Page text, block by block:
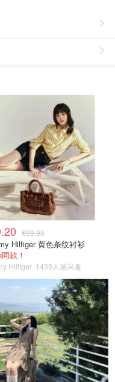
€99.90
Hilfiger 黄色条纹衬衫
款！
Hilfiger 1455人感兴趣